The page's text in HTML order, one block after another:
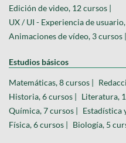
Edición de video, 12 cursos |
UX / UI - Experiencia de usuario,
Animaciones de vídeo, 3 cursos |
Estudios básicos
Matemáticas, 8 cursos |
Historia, 6 cursos |
Literatura, 1
Química, 7 cursos |
Estadística
Física, 6 cursos |
Biología, 5